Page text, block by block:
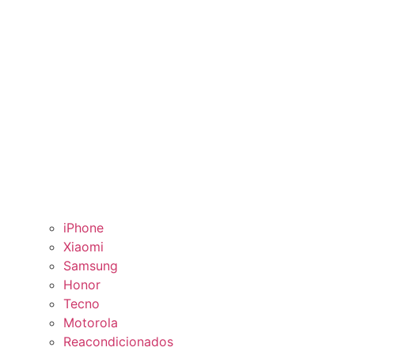
iPhone
Xiaomi
Samsung
Honor
Tecno
Motorola
Reacondicionados